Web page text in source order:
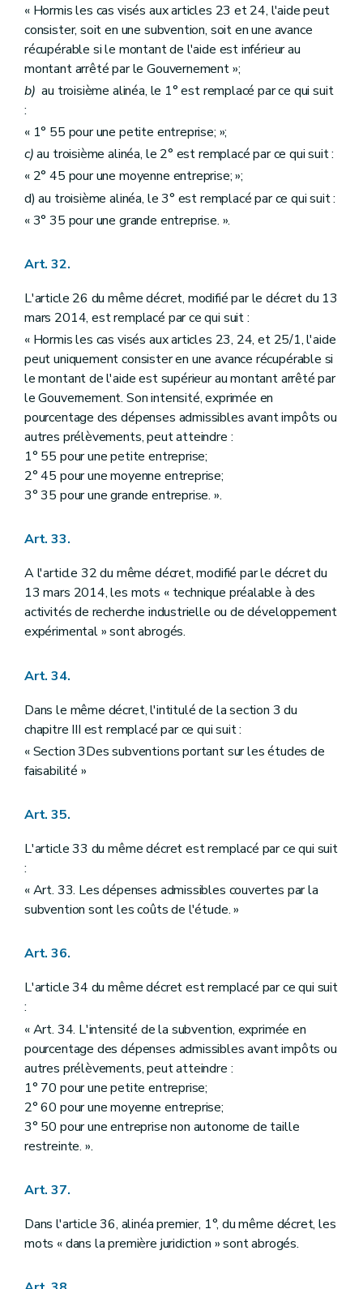
« Hormis les cas visés aux articles 23 et 24, l'aide peut
consister, soit en une subvention, soit en une avance
récupérable si le montant de l'aide est inférieur au
montant arrêté par le Gouvernement »;
b) au troisième alinéa, le 1° est remplacé par ce qui suit
:
« 1° 55 pour une petite entreprise; »;
c)au troisième alinéa, le 2° est remplacé par ce qui suit :
« 2° 45 pour une moyenne entreprise; »;
d) au troisième alinéa, le 3° est remplacé par ce qui suit :
« 3° 35 pour une grande entreprise. ».
Art. 32.
L'article 26 du même décret, modifié par le décret du 13
mars 2014, est remplacé par ce qui suit :
« Hormis les cas visés aux articles 23, 24, et 25/1, l'aide
peut uniquement consister en une avance récupérable si
le montant de l'aide est supérieur au montant arrêté par
le Gouvernement. Son intensité, exprimée en
pourcentage des dépenses admissibles avant impôts ou
autres prélèvements, peut atteindre :
1° 55 pour une petite entreprise;
2° 45 pour une moyenne entreprise;
3° 35 pour une grande entreprise. ».
Art. 33.
A l'article 32 du même décret, modifié par le décret du
13 mars 2014, les mots « technique préalable à des
activités de recherche industrielle ou de développement
expérimental » sont abrogés.
Art. 34.
Dans le même décret, l'intitulé de la section 3 du
chapitre III est remplacé par ce qui suit :
« Section 3Des subventions portant sur les études de
faisabilité »
Art. 35.
L'article 33 du même décret est remplacé par ce qui suit
:
« Art. 33. Les dépenses admissibles couvertes par la
subvention sont les coûts de l'étude. »
Art. 36.
L'article 34 du même décret est remplacé par ce qui suit
:
« Art. 34. L'intensité de la subvention, exprimée en
pourcentage des dépenses admissibles avant impôts ou
autres prélèvements, peut atteindre :
1° 70 pour une petite entreprise;
2° 60 pour une moyenne entreprise;
3° 50 pour une entreprise non autonome de taille
restreinte. ».
Art. 37.
Dans l'article 36, alinéa premier, 1°, du même décret, les
mots « dans la première juridiction » sont abrogés.